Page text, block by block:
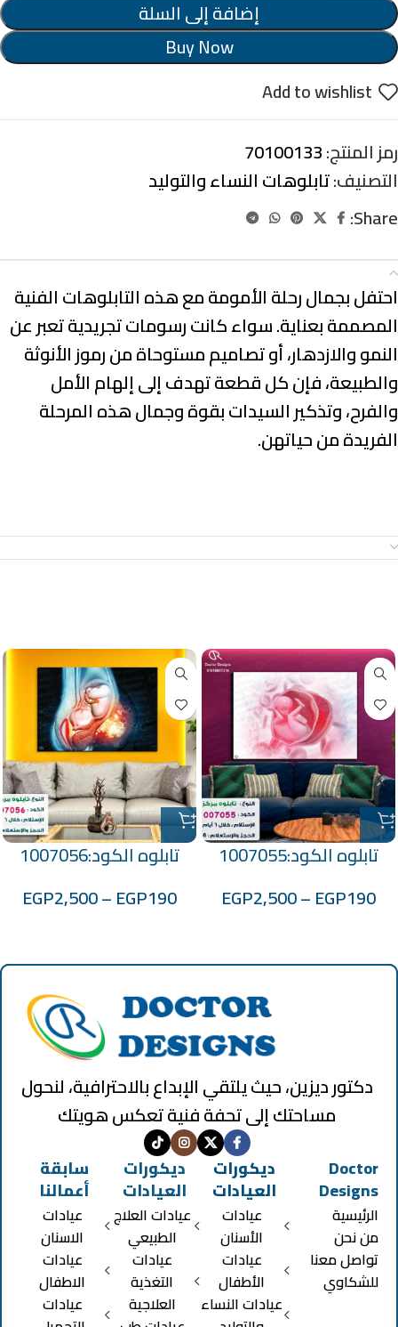
إضافة إلى السلة
Buy Now
Add to wishlist
رمز المنتج:70100133
التصنيف:تابلوهات النساء والتوليد
Share:
احتفل بجمال رحلة الأمومة مع هذه التابلوهات الفنية
المصممة بعناية. سواء كانت رسومات تجريدية تعبر عن
النمو والازدهار، أو تصاميم مستوحاة من رموز الأنوثة
والطبيعة، فإن كل قطعة تهدف إلى إلهام الأمل
والفرح، وتذكير السيدات بقوة وجمال هذه المرحلة
الفريدة من حياتهن.
تابلوه الكود:1007055
EGP190
–
EGP2,500
تابلوه الكود:1007056
EGP190
–
EGP2,500
دكتور ديزين، حيث يلتقي الإبداع بالاحترافية، لنحول
مساحتك إلى تحفة فنية تعكس هويتك
Doctor
Designs
الرئيسية
من نحن
تواصل معنا
للشكاوي
ديكورات
العيادات
عيادات
الأسنان
عيادات
الأطفال
عيادات النساء
ديكورات
العيادات
عيادات العلاج
الطبيعي
عيادات
التغذية
العلاجية
سابقة
أعمالنا
عيادات
الاسنان
عيادات
الاطفال
عيادات